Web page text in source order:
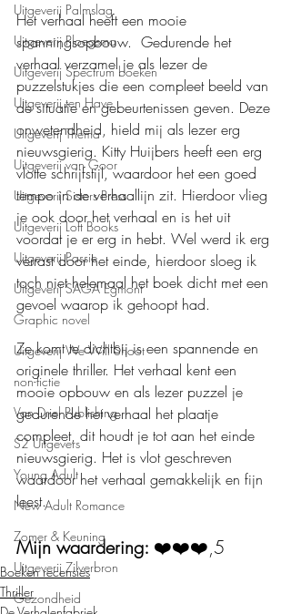
Uitgeverij Palmslag
Uitgeverij Ploegsma
Uitgeverij Spectrum boeken
Uitgeverij ten Have
Uitgeverij Thema
Uitgeverij van Goor
Uitgeverij Sisters Press
Uitgeverij Loft Books
Uitgeverij Passie
Uitgeverij SAGA Egmont
Graphic novel
Uitgeverij We Will Shoot
non-fictie
Van Driel Publishing
S2 Uitgevers
Young Adult
New Adult Romance
Zomer & Keuning
Uitgeverij Zilverbron
Gezondheid
Het verhaal heeft een mooie
spanningsopbouw.  Gedurende het
verhaal verzamel je als lezer de
puzzelstukjes die een compleet beeld van
de situatie en gebeurtenissen geven. Deze
onwetendheid, hield mij als lezer erg
nieuwsgierig. Kitty Huijbers heeft een erg
vlotte schrijfstijl, waardoor het een goed
tempo in de verhaallijn zit. Hierdoor vlieg
je ook door het verhaal en is het uit
voordat je er erg in hebt. Wel werd ik erg
verrast door het einde, hierdoor sloeg ik
toch niet helemaal het boek dicht met een
gevoel waarop ik gehoopt had.
Ze komt te dichtbij is een spannende en
originele thriller. Het verhaal kent een
mooie opbouw en als lezer puzzel je
gedurende het verhaal het plaatje
compleet, dit houdt je tot aan het einde
nieuwsgierig. Het is vlot geschreven
waardoor het verhaal gemakkelijk en fijn
leest.
Mijn waardering: ❤️❤️❤️,5
Boeken recensies
Thriller